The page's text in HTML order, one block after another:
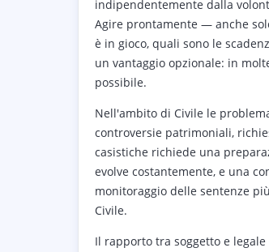
indipendentemente dalla
Agire prontamente — anche
è in gioco, quali sono le
un vantaggio opzionale: in
possibile.
Nell'ambito di Civile le
controversie patrimoniali,
casistiche richiede una
evolve costantemente, e una
monitoraggio delle sentenze
Civile.
Il rapporto tra soggetto e